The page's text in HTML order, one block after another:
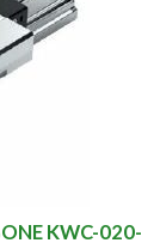
KWC-020-